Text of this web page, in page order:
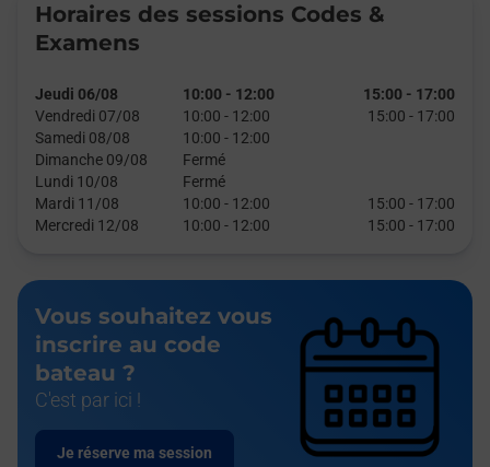
Horaires des sessions Codes &
Examens
Jeudi 06/08 10:00 - 12:00 15:00 - 17:00
Vendredi 07/08
10:00 - 12:00 15:00 - 17:00
Samedi 08/08
10:00 - 12:00
Dimanche 09/08
Fermé
Lundi 10/08
Fermé
Mardi 11/08
10:00 - 12:00 15:00 - 17:00
Mercredi 12/08
10:00 - 12:00 15:00 - 17:00
Vous souhaitez vous
inscrire au code
bateau ?
C'est par ici !
Je réserve ma session